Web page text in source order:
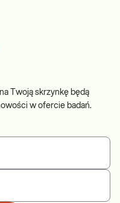
Twoją skrzynkę będą
w ofercie badań.